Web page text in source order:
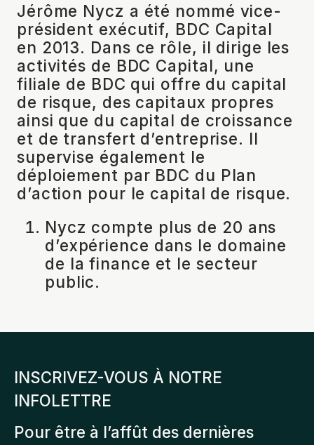
Jérôme Nycz a été nommé vice-
président exécutif, BDC Capital
en 2013. Dans ce rôle, il dirige les
activités de BDC Capital, une
filiale de BDC qui offre du capital
de risque, des capitaux propres
ainsi que du capital de croissance
et de transfert d’entreprise. Il
supervise également le
déploiement par BDC du Plan
d’action pour le capital de risque.
Nycz compte plus de 20 ans
d’expérience dans le domaine
de la finance et le secteur
public.
INSCRIVEZ-VOUS À NOTRE
INFOLETTRE
Pour être à l’affût des dernières